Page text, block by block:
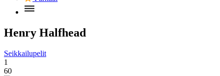
Henry Halfhead
Seikkailupelit
1
60